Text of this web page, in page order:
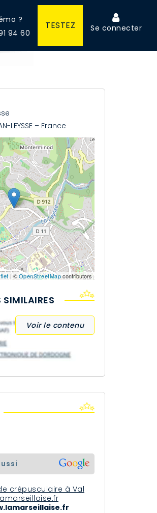
?
94 60
TESTEZ Se connecter
LEYSSE – France
| ©OpenStreetMapcontributors
SIMILAIRES
Voir le contenu
crépusculaire à Val